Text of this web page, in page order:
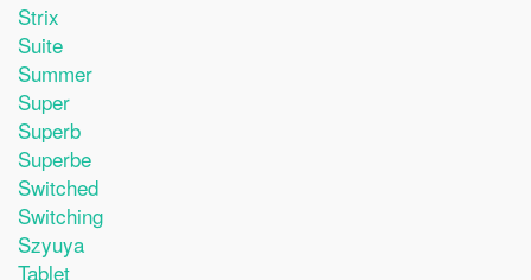
Strix
Suite
Summer
Super
Superb
Superbe
Switched
Switching
Szyuya
Tablet